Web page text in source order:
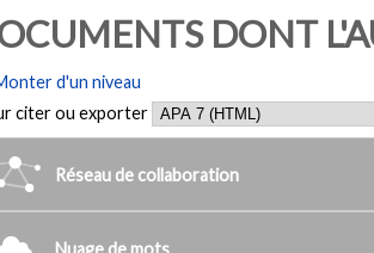
DONT
d'un niveau
citer ou exporter
Réseau de collaboration
Nuage de mots